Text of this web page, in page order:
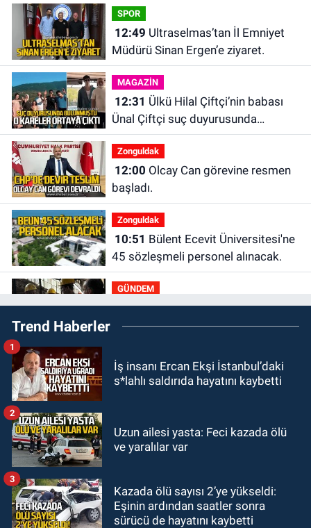
SPOR
12:49
Müdürü Sinan Ergen’e ziyaret.
MAGAZİN
12:31
Ünal Çiftçi suç duyurusunda
bulundu. Birlikte çekilen kareler
ortaya çıktı.
Zonguldak
12:00
başladı.
Zonguldak
10:51
45 sözleşmeli personel alınacak.
GÜNDEM
10:00Dışarıdakiler: Bir Zamanlar
Almanya’da’ 21 Ağustos’ta
GÜNDEM
22:57 Kim yeni kim eski!
21:11Zonguldak’ta A101
müşteriden iki kez tahsilat yaptı
20:48Zonguldaklı oyuncu Ülkü
Hilal Çiftçi'nin babasından suç
Trend Haberler
İş insanı Ercan Ekşi İstanbul’daki
s*lahlı saldırıda hayatını kaybetti
1
Uzun ailesi yasta: Feci kazada ölü
ve yaralılar var
2
Kazada ölü sayısı 2’ye yükseldi:
Eşinin ardından saatler sonra
sürücü de hayatını kaybetti
3